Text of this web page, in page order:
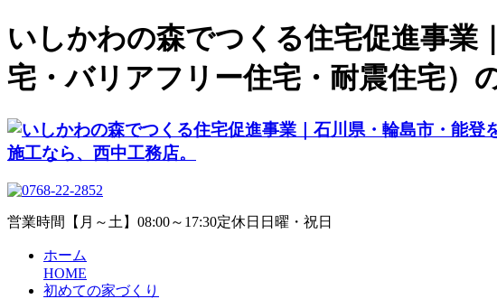
いしかわの森でつくる住宅促進事業
宅・バリアフリー住宅・耐震住宅）
営業時間 【月～土】08:00～17:30定休日 日曜・祝日
ホーム
HOME
初めての家づくり